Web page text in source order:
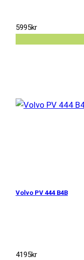
5995kr
Volvo PV 444 B4B
4195kr